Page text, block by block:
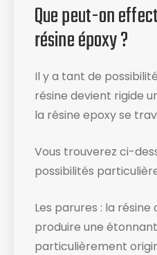
Que peut-on
résine époxy ?
Il y a tant de
résine devient rigide
la résine epoxy se
Vous trouverez ci-
possibilités
Les parures : la
produire une
particulièrement